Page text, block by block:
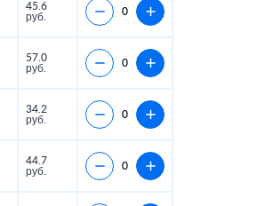
45.6
руб.
57.0
руб.
34.2
руб.
44.7
руб.